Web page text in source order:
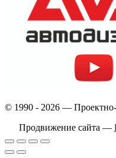
© 1990 - 2026 —
Продвижение сайта —